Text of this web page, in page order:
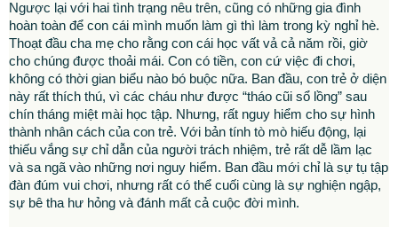
Ngược lại với hai tình trạng nêu trên, cũng có những gia đình
hoàn toàn để con cái mình muốn làm gì thì làm trong kỳ nghỉ hè.
Thoạt đầu cha mẹ cho rằng con cái học vất vả cả năm rồi, giờ
cho chúng được thoải mái. Con có tiền, con cứ việc đi chơi,
không có thời gian biểu nào bó buộc nữa. Ban đầu, con trẻ ở diện
này rất thích thú, vì các cháu như được “tháo cũi sổ lồng” sau
chín tháng miệt mài học tập. Nhưng, rất nguy hiểm cho sự hình
thành nhân cách của con trẻ. Với bản tính tò mò hiếu động, lại
thiếu vắng sự chỉ dẫn của người trách nhiệm, trẻ rất dễ lầm lạc
và sa ngã vào những nơi nguy hiểm. Ban đầu mới chỉ là sự tụ tập
đàn đúm vui chơi, nhưng rất có thể cuối cùng là sự nghiện ngập,
sự bê tha hư hỏng và đánh mất cả cuộc đời mình.